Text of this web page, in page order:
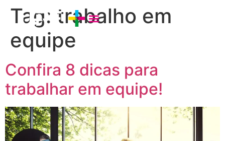
Tag: trabalho em
equipe
Confira 8 dicas para
trabalhar em equipe!